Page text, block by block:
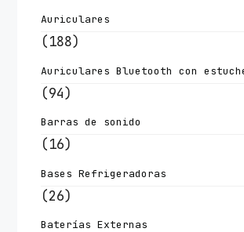
Auriculares
(188)
Auriculares Bluetooth con
(94)
Barras de sonido
(16)
Bases Refrigeradoras
(26)
Baterías Externas